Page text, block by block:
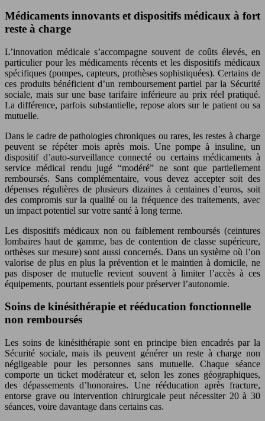
Médicaments innovants et dispositifs médicaux à fort
reste à charge
L’innovation médicale s’accompagne souvent de coûts élevés, en
particulier pour les médicaments récents et les dispositifs médicaux
spécifiques (pompes, capteurs, prothèses sophistiquées). Certains de
ces produits bénéficient d’un remboursement partiel par la Sécurité
sociale, mais sur une base tarifaire inférieure au prix réel pratiqué.
La différence, parfois substantielle, repose alors sur le patient ou sa
mutuelle.
Dans le cadre de pathologies chroniques ou rares, les restes à charge
peuvent se répéter mois après mois. Une pompe à insuline, un
dispositif d’auto-surveillance connecté ou certains médicaments à
service médical rendu jugé “modéré” ne sont que partiellement
remboursés. Sans complémentaire, vous devez accepter soit des
dépenses régulières de plusieurs dizaines à centaines d’euros, soit
des compromis sur la qualité ou la fréquence des traitements, avec
un impact potentiel sur votre santé à long terme.
Les dispositifs médicaux non ou faiblement remboursés (ceintures
lombaires haut de gamme, bas de contention de classe supérieure,
orthèses sur mesure) sont aussi concernés. Dans un système où l’on
valorise de plus en plus la prévention et le maintien à domicile, ne
pas disposer de mutuelle revient souvent à limiter l’accès à ces
équipements, pourtant essentiels pour préserver l’autonomie.
Soins de kinésithérapie et rééducation fonctionnelle
non remboursés
Les soins de kinésithérapie sont en principe bien encadrés par la
Sécurité sociale, mais ils peuvent générer un reste à charge non
négligeable pour les personnes sans mutuelle. Chaque séance
comporte un ticket modérateur et, selon les zones géographiques,
des dépassements d’honoraires. Une rééducation après fracture,
entorse grave ou intervention chirurgicale peut nécessiter 20 à 30
séances, voire davantage dans certains cas.